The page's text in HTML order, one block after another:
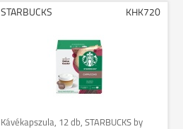
STARBUCKS KHK720
Kávékapszula, 12 db, STARBUCKS by